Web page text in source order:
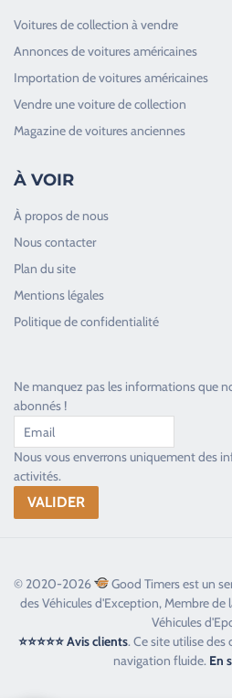
Voitures de collection à vendre
Annonces de voitures américaines
Importation de voitures américaines
Vendre une voiture de collection
Magazine de voitures anciennes
À VOIR
À propos de nous
Nous contacter
Plan du site
Mentions légales
Politique de confidentialité
Ne manquez pas les informations que
abonnés !
Nous vous enverrons uniquement des
activités.
© 2020-2026 Good Timers est un
des Véhicules d'Exception, Membre de
Véhicules
⭐⭐⭐⭐⭐ Avis clients. Ce site utilise des
navigation fluide. En
Toujours heureux d'aider les